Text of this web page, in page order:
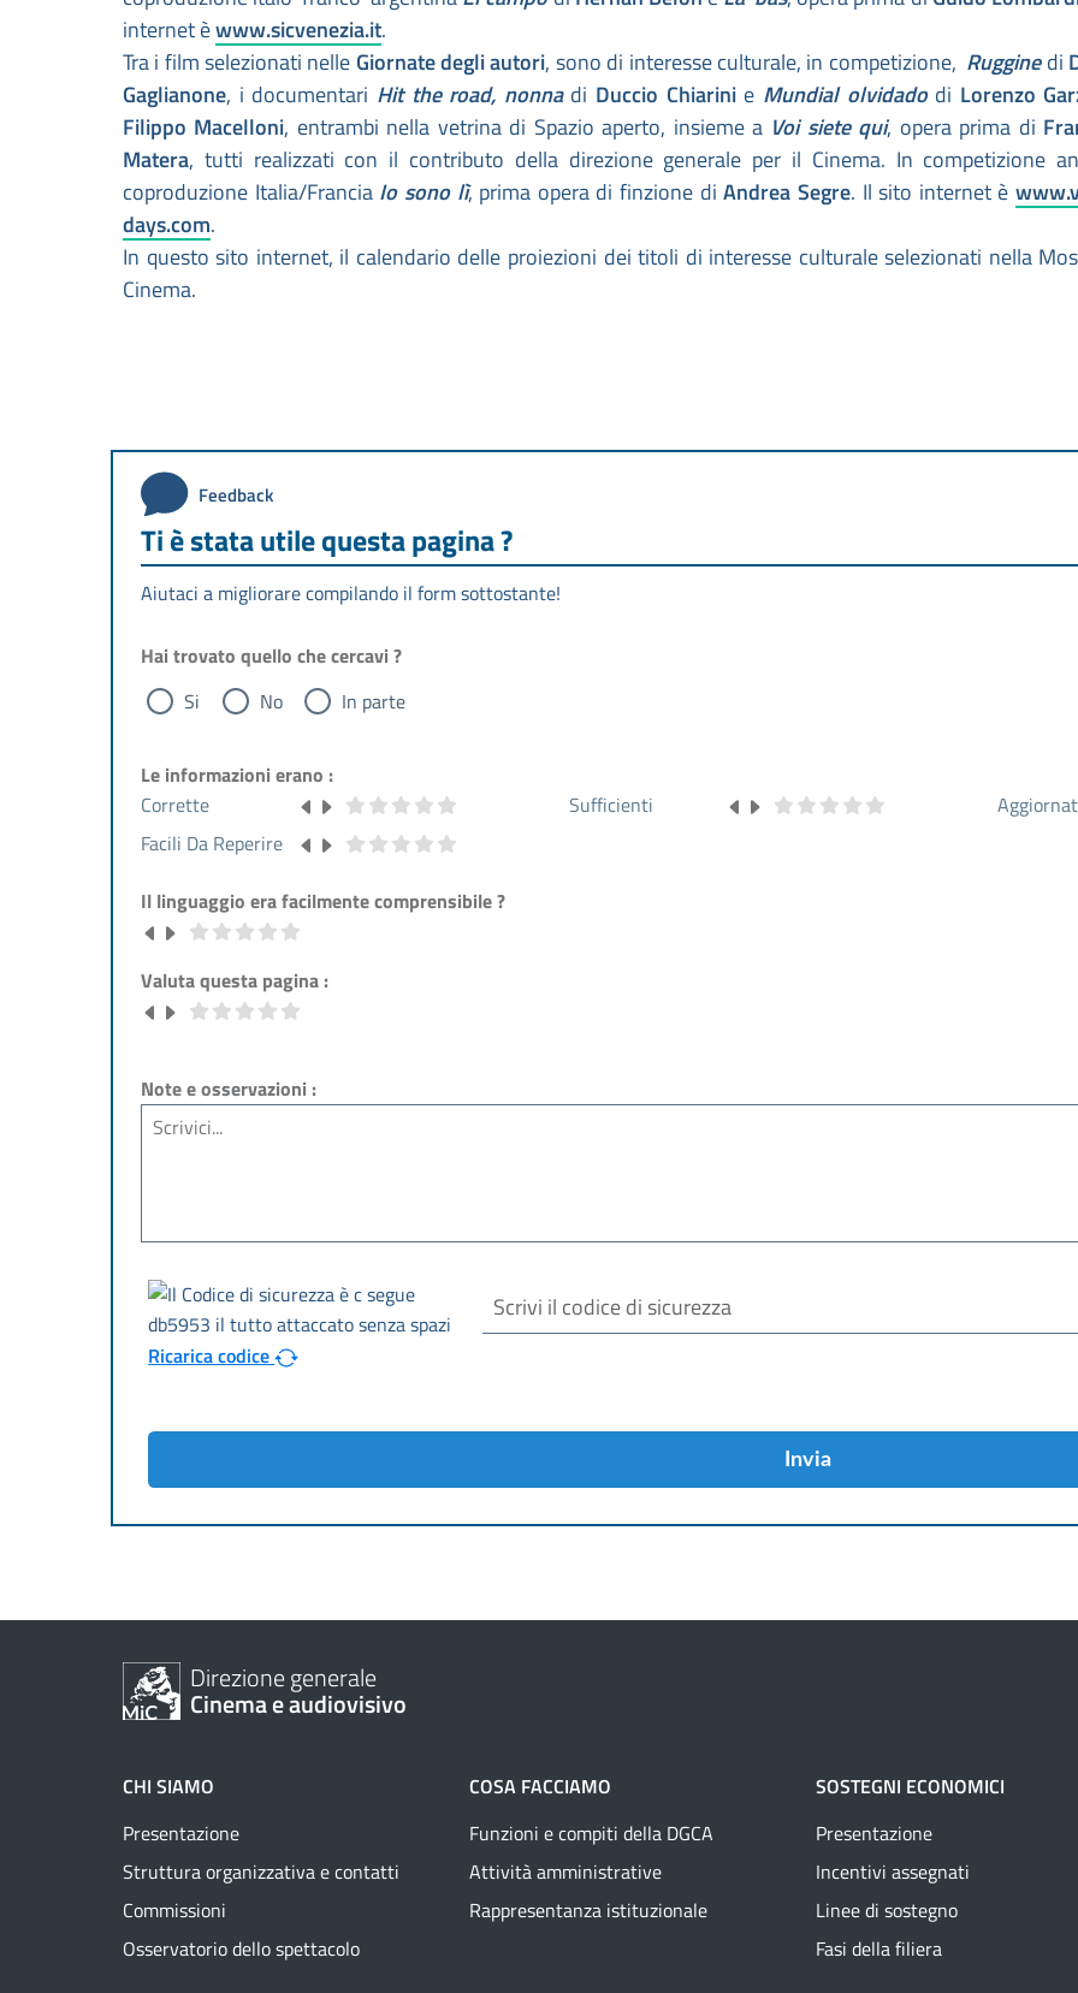
internet èwww.sicvenezia.it.
Tra i film selezionati nelle Giornate degli autori, sono di interesse culturale, in competizione, Rugginedi
Gaglianone, i documentari Hit the road, nonna di Duccio Chiarini e Mundial olvidado di Lorenzo
Filippo Macelloni, entrambi nella vetrina di Spazio aperto, insieme a Voi siete qui, opera prima di
Matera, tutti realizzati con il contributo della direzione generale per il Cinema. In competizione
coproduzione Italia/Francia Io sono lì, prima opera di finzione diAndrea Segre. Il sito internet è
days.com.
In questo sito internet, il calendario delle proiezioni dei titoli di interesse culturale selezionati nella
Cinema.
Feedback
Ti è stata utile questa pagina ?
Aiutaci a migliorare compilando il form sottostante!
Hai trovato quello che cercavi ?
Si
No In parte
Le informazioni erano :
Corrette
Sufficienti
Facili Da Reperire
Il linguaggio era facilmente comprensibile ?
Valuta questa pagina :
Note e osservazioni :
Ricarica codice
Invia
Direzione generale
Cinema e audiovisivo
CHI SIAMO
Presentazione
Struttura organizzativa e contatti
Commissioni
Osservatorio dello spettacolo
COSA FACCIAMO
Funzioni e compiti della DGCA
Attività amministrative
Rappresentanza istituzionale
SOSTEGNI ECONOMICI
Presentazione
Incentivi assegnati
Linee di sostegno
Fasi della filiera